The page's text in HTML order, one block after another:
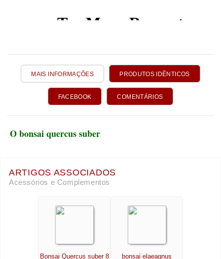
MAIS INFORMAÇÕES PRODUTOS IDÊNTICOS
FACEBOOK COMENTÁRIOS
O bonsai quercus suber
ARTIGOS ASSOCIADOS
Acessórios e Complementos
Bonsai Quercus suber 8
bonsai elaeagnus